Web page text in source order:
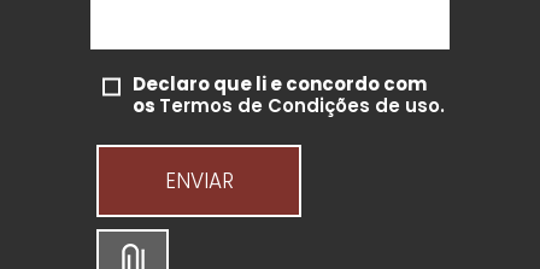
Declaro que li e concordo com
os Termos de Condições de uso.
ENVIAR